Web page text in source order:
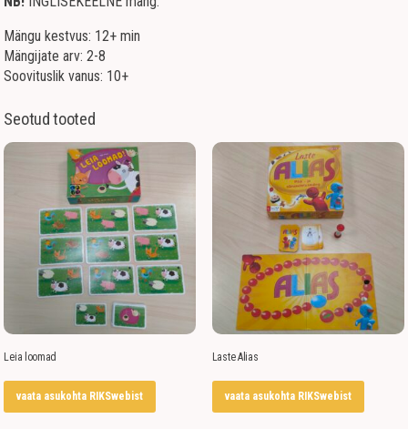
Mängu kestvus: 12+ min
Mängijate arv: 2-8
Soovituslik vanus: 10+
Seotud tooted
Leia loomad
vaata asukohta RIKSwebist
Laste Alias
vaata asukohta RIKSwebist